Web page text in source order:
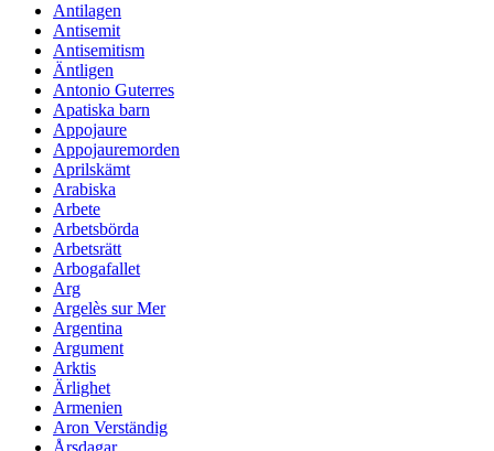
Antilagen
Antisemit
Antisemitism
Äntligen
Antonio Guterres
Apatiska barn
Appojaure
Appojauremorden
Aprilskämt
Arabiska
Arbete
Arbetsbörda
Arbetsrätt
Arbogafallet
Arg
Argelès sur Mer
Argentina
Argument
Arktis
Ärlighet
Armenien
Aron Verständig
Årsdagar